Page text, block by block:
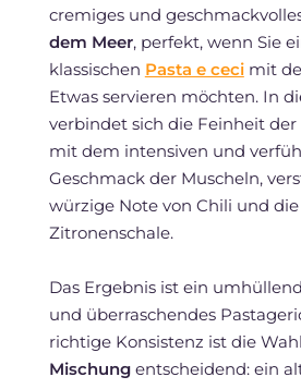
cremiges und
dem Meer, perfekt, wenn Sie
klassischen Pasta e cecimit
Etwas servieren möchten. In
verbindet sich die Feinheit
mit dem intensiven und
Geschmack der Muscheln,
würzige Note von Chili und
Zitronenschale.
Das Ergebnis ist ein
und überraschendes
richtige Konsistenz ist die
Mischungentscheidend: ein